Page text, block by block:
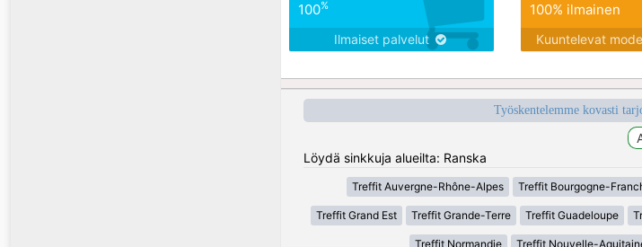
100%
Ilmaiset palvelut
100% ilmainen
Kuuntelevat
Työskentelemme kovasti
Löydä sinkkuja alueilta: Ranska
Treffit Auvergne-Rhône-Alpes Treffit Bourgogne-
Treffit Grand Est Treffit Grande-Terre Treffit Guadeloupe
Treffit Normandie Treffit Nouvelle-